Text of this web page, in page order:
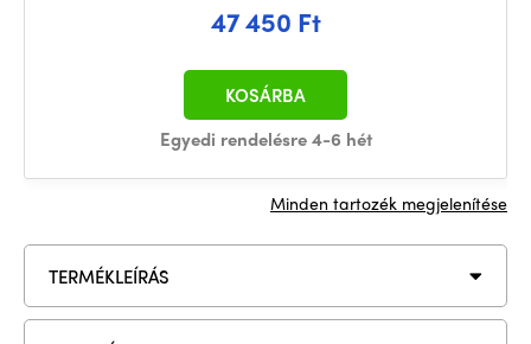
47 450 Ft
Egyedi rendelésre 4-6 hét
KOSÁRBA
Minden tartozék megjelenítése
TERMÉKLEÍRÁS